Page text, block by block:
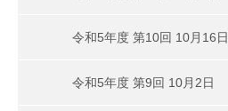
令和5年度 第10回 10月16日
令和5年度 第9回 10月2日